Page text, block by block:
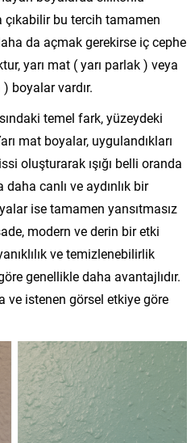
bu tercih tamamen
da açmak gerekirse iç cephe
yarı mat ( yarı parlak ) veya
boyalar vardır.
temel fark, yüzeydeki
mat boyalar, uygulandıkları
oluşturarak ışığı belli oranda
canlı ve aydınlık bir
ise tamamen yansıtmasız
modern ve derin bir etki
ve temizlenebilirlik
genellikle daha avantajlıdır.
ve istenen görsel etkiye göre